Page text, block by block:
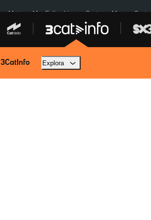
a Meta Mor Felipe Lipe Ceuta Menors Ceuta
3CatInfo Explora